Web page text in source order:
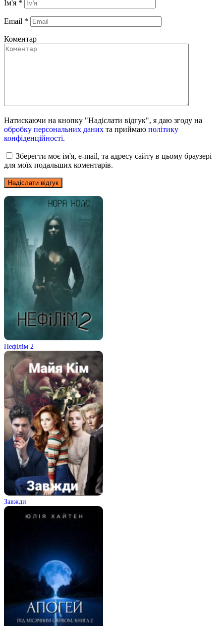
Ім'я *
Email *
Коментар
Натискаючи на кнопку "Надіслати відгук", я даю згоду на
обробку персональних даних та приймаю політику
конфіденційності.
Зберегти моє ім'я, e-mail, та адресу сайту в цьому браузері
для моїх подальших коментарів.
Нефілім 2
Завжди